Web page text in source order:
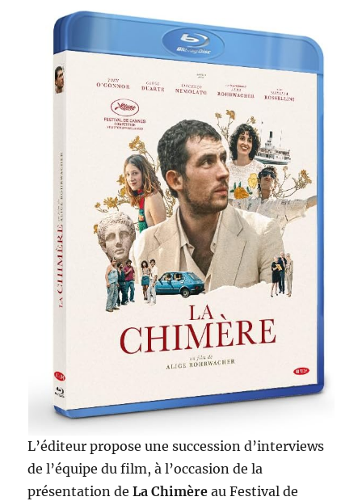
L’éditeur propose une succession d’interviews
de l’équipe du film, à l’occasion de la
présentation deLa Chimère au Festival de